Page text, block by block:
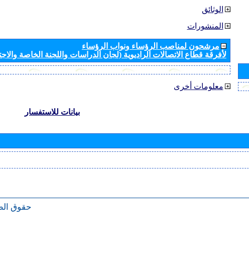
الوثائق
المنشورات
مرشحون لمناصب الرؤساء ونواب الرؤساء
لأفرقة قطاع الاتصالات الراديوية (لجان الدراسات واللجنة الخاصة
معلومات أخرى
بيانات للاستفسار
حقوق